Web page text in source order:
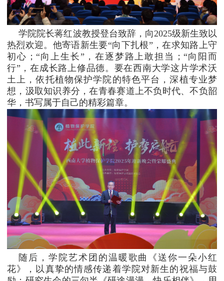
学院院长蒋红波教授登台致辞，向2025级新生致以
热烈欢迎。他寄语新生要“向下扎根”，在求知路上守
初心；“向上生长”，在逐梦路上敢担当；“向阳而
行”，在成长路上修品德。要在西南大学这片学术沃
土上，依托植物保护学院的特色平台，深植专业梦
想，汲取知识养分，在青春赛道上不负时代、不负韶
华，书写属于自己的精彩篇章。
随后，学院艺术团的温暖歌曲《送你一朵小红
花》，以真挚的情感传递着学院对新生的祝福与鼓